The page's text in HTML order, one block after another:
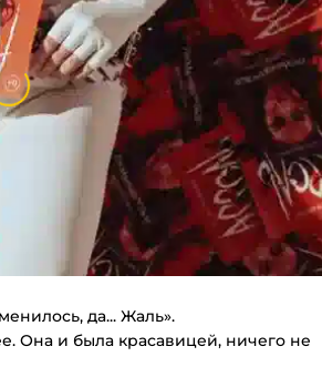
да... Жаль».
Она и была красавицей, ничего не